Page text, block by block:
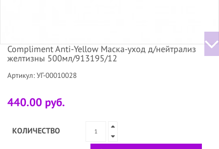
Compliment Anti-Yellow Маска-уход д/нейтрализ
желтизны 500мл/913195/12
Артикул: УГ-00010028
440.00 руб.
КОЛИЧЕСТВО